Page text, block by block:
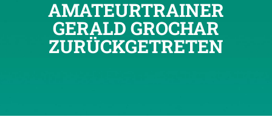
AMATEURTRAINER
GERALD GROCHAR
ZURÜCKGETRETEN